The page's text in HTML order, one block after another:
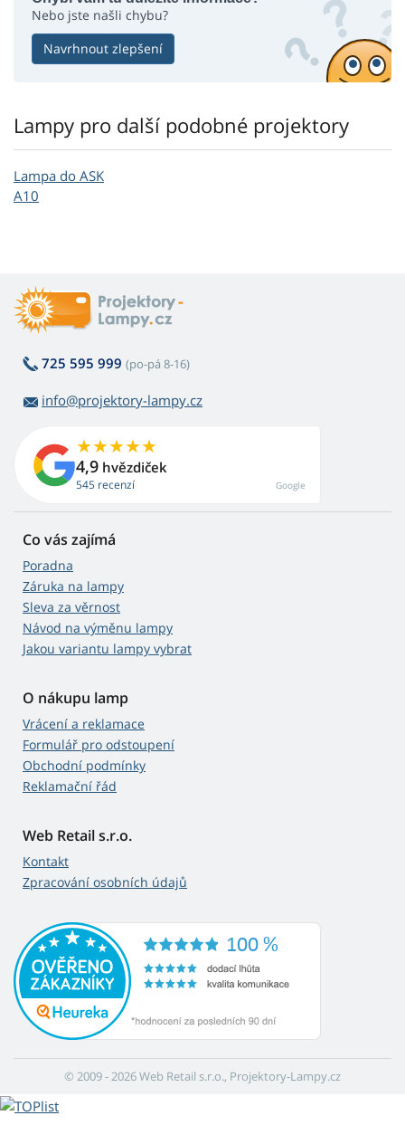
Nebo jste našli chybu?
Navrhnout zlepšení
Lampy pro další podobné projektory
Lampa do ASK
A10
725 595 999 (po-pá 8-16)
info@projektory-lampy.cz
4,9 hvězdiček
545 recenzí Google
Co vás zajímá
Poradna
Záruka na lampy
Sleva za věrnost
Návod na výměnu lampy
Jakou variantu lampy vybrat
O nákupu lamp
Vrácení a reklamace
Formulář pro odstoupení
Obchodní podmínky
Reklamační řád
Web Retail s.r.o.
Kontakt
Zpracování osobních údajů
© 2009 - 2026 Web Retail s.r.o., Projektory-Lampy.cz